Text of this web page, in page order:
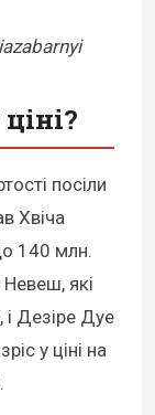
?
посіли
Хвіча
140 млн.
які
Дезіре Дуе
у ціні на